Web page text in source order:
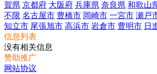
賀県 京都府 大阪府 兵庫県 奈良県 和歌山
不限 名古屋市 豊橋市 岡崎市 一宮市 瀬戸
知立市 尾張旭市 高浜市 岩倉市 豊明市 日
信息列表
没有相关信息
赞助推广
网站协议